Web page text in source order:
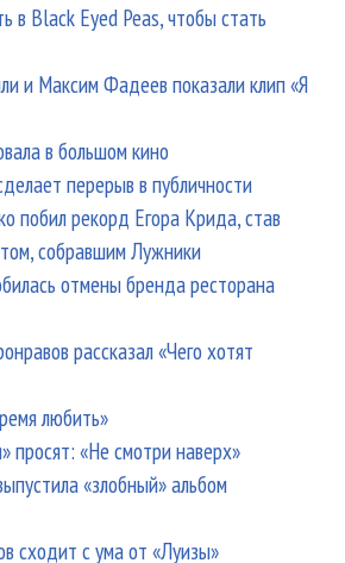
в Black Eyed Peas, чтобы стать
и Максим Фадеев показали клип «Я
в большом кино
перерыв в публичности
побил рекорд Егора Крида, став
собравшим Лужники
отмены бренда ресторана
рассказал «Чего хотят
любить»
просят: «Не смотри наверх»
«злобный» альбом
сходит с ума от «Луизы»